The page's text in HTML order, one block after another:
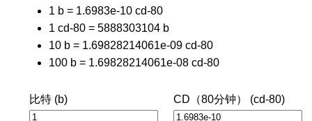
1 b = 1.6983e-10 cd-80
1 cd-80 = 5888303104 b
10 b = 1.69828214061e-09 cd-80
100 b = 1.69828214061e-08 cd-80
比特 (b) CD（80分钟） (cd-80)